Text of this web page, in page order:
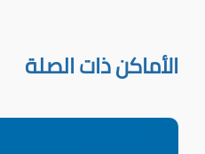
الأماكن ذات الصلة